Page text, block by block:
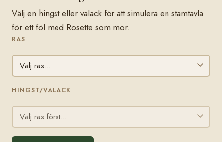
Välj en hingst eller valack för att simulera en stamtavla
för ett föl med Rosette som mor.
RAS
HINGST/VALACK